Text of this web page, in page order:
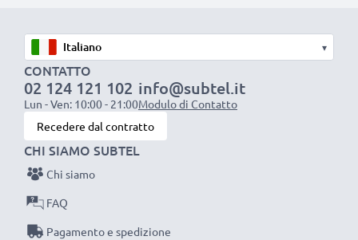
Sostituisci la batteria, non la macchina fotografica! È la
scelta più intelligente e più ecosostenibile che tu
possa fare, efficientando e riducendo l’impatto
ambientale e gli scarti superflui.
Scegli CELLONIC, scegli la lunga durata e l'efficienza,
non fare compromessi sulla qualità: ordina ora!
▾
CONTATTO
02 124 121 102
Lun - Ven: 10:00 - 21:00
info@subtel.it
Modulo di Contatto
Recedere dal contratto
CHI SIAMO SUBTEL
Chi siamo
FAQ
Pagamento e spedizione